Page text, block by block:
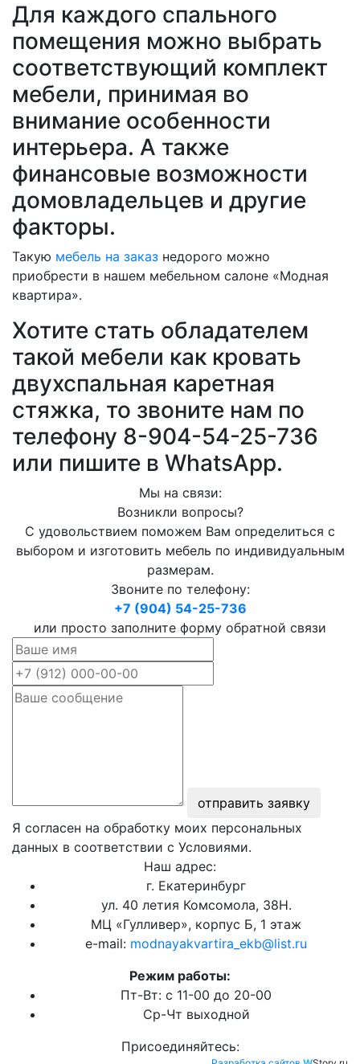
Для каждого спального
помещения можно выбрать
соответствующий комплект
мебели, принимая во
внимание особенности
интерьера. А также
финансовые возможности
домовладельцев и другие
факторы.
Такую мебель на заказ недорого можно
приобрести в нашем мебельном салоне «Модная
квартира».
Хотите стать обладателем
такой мебели как кровать
двухспальная каретная
стяжка, то звоните нам по
телефону 8-904-54-25-736
или пишите в WhatsApp.
Мы на связи:
Возникли вопросы?
С удовольствием поможем Вам определиться с
выбором и изготовить мебель по индивидуальным
размерам.
Звоните по телефону:
+7 (904) 54-25-736
или просто заполните форму обратной связи
отправить заявку
Я согласен на обработку моих персональных
данных в соответствии с Условиями.
Наш адрес:
г. Екатеринбург
ул. 40 летия Комсомола, 38Н.
МЦ «Гулливер», корпус Б, 1 этаж
e-mail: modnayakvartira_ekb@list.ru
Режим работы:
Пт-Вт: с 11-00 до 20-00
Ср-Чт выходной
Присоединяйтесь: